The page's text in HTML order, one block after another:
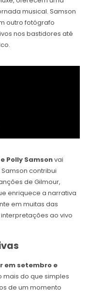
musical. Samson
outro fotógrafo
nos bastidores até
Polly Samsonvai
contribui
de Gilmour,
enriquece a narrativa
em muitas das
interpretações ao vivo
em setembro e
do que simples
de um momento